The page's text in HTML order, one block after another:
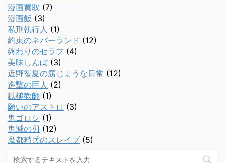
漫画買取 (7)
漫画飯 (3)
私刑執行人 (1)
約束のネバーランド (12)
終わりのセラフ (4)
美味しんぼ(3)
近野智夏の腐じょうな日常 (12)
進撃の巨人 (2)
鉄槌教師 (1)
願いのアストロ (3)
鬼ゴロシ (1)
鬼滅の刃 (12)
魔都精兵のスレイブ (5)